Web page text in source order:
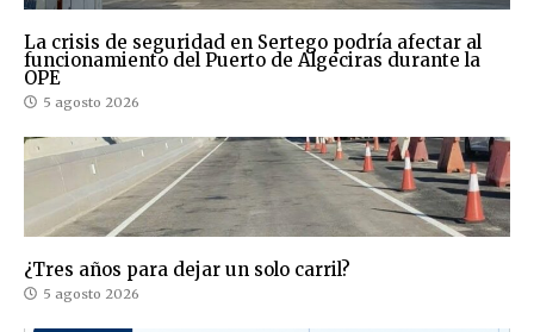
La crisis de seguridad en Sertego podría afectar al
funcionamiento del Puerto de Algeciras durante la
OPE
5 agosto 2026
¿Tres años para dejar un solo carril?
5 agosto 2026